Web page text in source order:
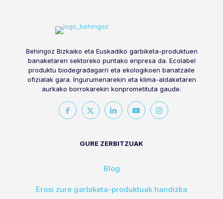
Behingoz Bizkaiko eta Euskadiko garbiketa-produktuen
banaketaren sektoreko puntako enpresa da. Ecolabel
produktu biodegradagarri eta ekologikoen banatzaile
ofizialak gara. Ingurumenarekin eta klima-aldaketaren
aurkako borrokarekin konprometituta gaude.
GURE ZERBITZUAK
Blog
Erosi zure garbiketa-produktuak handizka